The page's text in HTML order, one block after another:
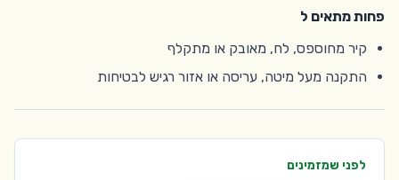
פחות מתאים ל
קיר מחוספס, לח, מאובק או מתקלף
התקנה מעל מיטה, עריסה או אזור רגיש לבטיחות
לפני שמזמינים